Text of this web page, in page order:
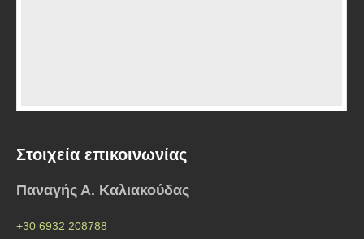
Στοιχεία επικοινωνίας
Παναγής Α. Καλιακούδας
+30 6932 208788